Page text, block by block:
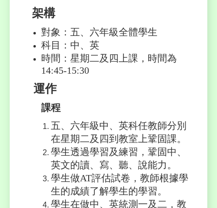
架構
對象：五、六年級全體學生
科目：中、英
時間：星期二及四上課，時間為
14:45-15:30
運作
課程
五、六年級中、英科任教師分別
在星期二及四到教室上鞏固課。
學生透過學習及練習，鞏固中、
英文的讀、寫、聽、說能力。
學生做AT評估試卷，教師根據學
生的成績了解學生的學習。
學生在做中、英統測一及二，教